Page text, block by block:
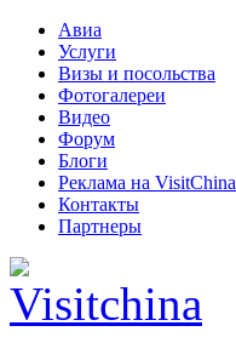
Авиа
Услуги
Визы и посольства
Фотогалереи
Видео
Форум
Блоги
Реклама на VisitChina
Контакты
Партнеры